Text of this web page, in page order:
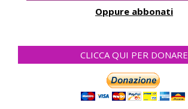
Oppure abbonati
CLICCA QUI PER DONARE